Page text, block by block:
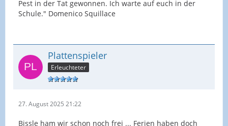
Pest in der Tat gewonnen. Ich warte auf euch in der
Schule." Domenico Squillace
Plattenspieler
Erleuchteter
27. August 2025 21:22
Bissle ham wir schon noch frei ... Ferien haben doch